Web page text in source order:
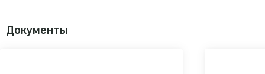
Документы